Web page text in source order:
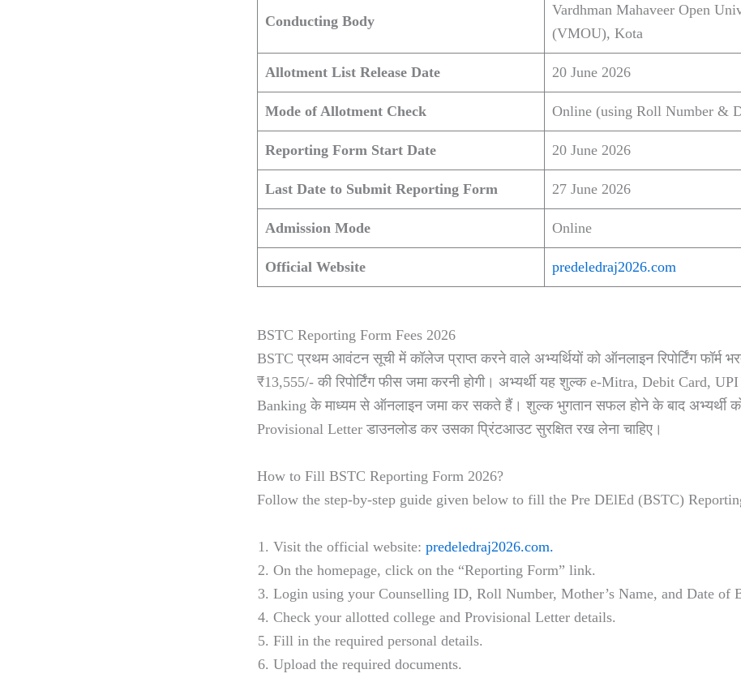
Conducting Body
Vardhman Mahaveer Open
(VMOU), Kota
Allotment List Release Date 20 June 2026
Mode of Allotment Check Online (using Roll Number &
Reporting Form Start Date 20 June 2026
Last Date to Submit Reporting Form 27 June 2026
Admission Mode Online
Official Website predeledraj2026.com
BSTC Reporting Form Fees 2026
BSTC प्रथम आवंटन सूची में कॉलेज प्राप्त करने वाले अभ्यर्थियों को ऑनलाइन रिपोर्टिंग फॉर्म
₹13,555/- की रिपोर्टिंग फीस जमा करनी होगी। अभ्यर्थी यह शुल्क e-Mitra, Debit Card,
Banking के माध्यम से ऑनलाइन जमा कर सकते हैं। शुल्क भुगतान सफल होने के बाद अभ्यर्थी को
Provisional Letter डाउनलोड कर उसका प्रिंटआउट सुरक्षित रख लेना चाहिए।
How to Fill BSTC Reporting Form 2026?
Follow the step-by-step guide given below to fill the Pre DElEd (BSTC)
Visit the official website: predeledraj2026.com.
On the homepage, click on the “Reporting Form” link.
Login using your Counselling ID, Roll Number, Mother’s Name, and Date of
Check your allotted college and Provisional Letter details.
Fill in the required personal details.
Upload the required documents.